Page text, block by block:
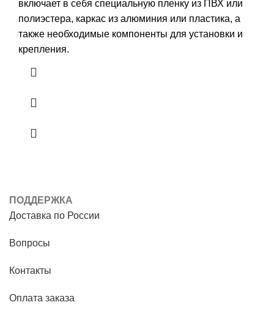
включает в себя специальную пленку из ПВХ или
полиэстера, каркас из алюминия или пластика, а
также необходимые компоненты для установки и
крепления.
ПОДДЕРЖКА
Доставка по России
Вопросы
Контакты
Оплата заказа